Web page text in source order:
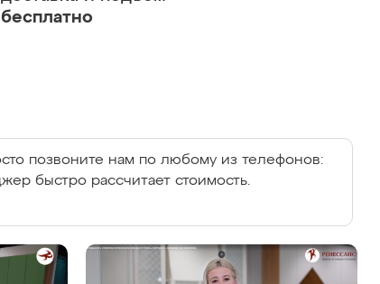
бесплатно
позвоните нам по любому из телефонов:
быстро рассчитает стоимость.